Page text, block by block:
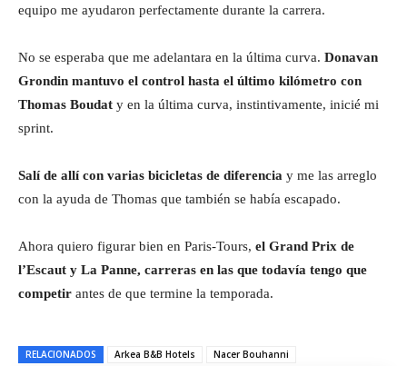
equipo me ayudaron perfectamente durante la carrera.
No se esperaba que me adelantara en la última curva. Donavan
Grondin mantuvo el control hasta el último kilómetro con
Thomas Boudat y en la última curva, instintivamente, inicié mi
sprint.
Salí de allí con varias bicicletas de diferencia y me las arreglo
con la ayuda de Thomas que también se había escapado.
Ahora quiero figurar bien en Paris-Tours, el Grand Prix de
l’Escaut y La Panne, carreras en las que todavía tengo que
competir antes de que termine la temporada.
RELACIONADOS Arkea B&B Hotels Nacer Bouhanni